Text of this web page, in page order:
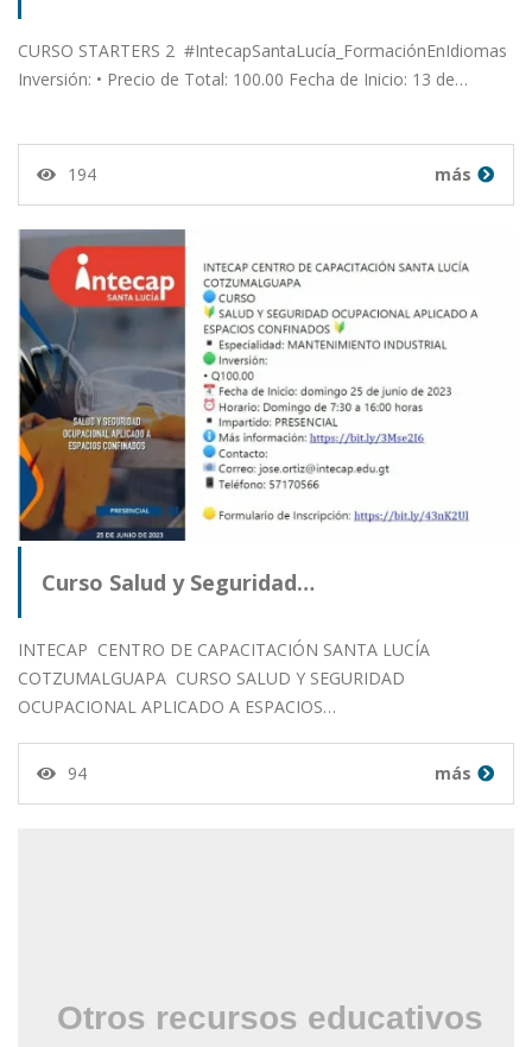
CURSO STARTERS 2 #IntecapSantaLucía_FormaciónEnIdiomas
Inversión: • Precio de Total: 100.00 Fecha de Inicio: 13 de…
194 más
Curso Salud y Seguridad…
INTECAP CENTRO DE CAPACITACIÓN SANTA LUCÍA
COTZUMALGUAPA CURSO SALUD Y SEGURIDAD
OCUPACIONAL APLICADO A ESPACIOS…
94 más